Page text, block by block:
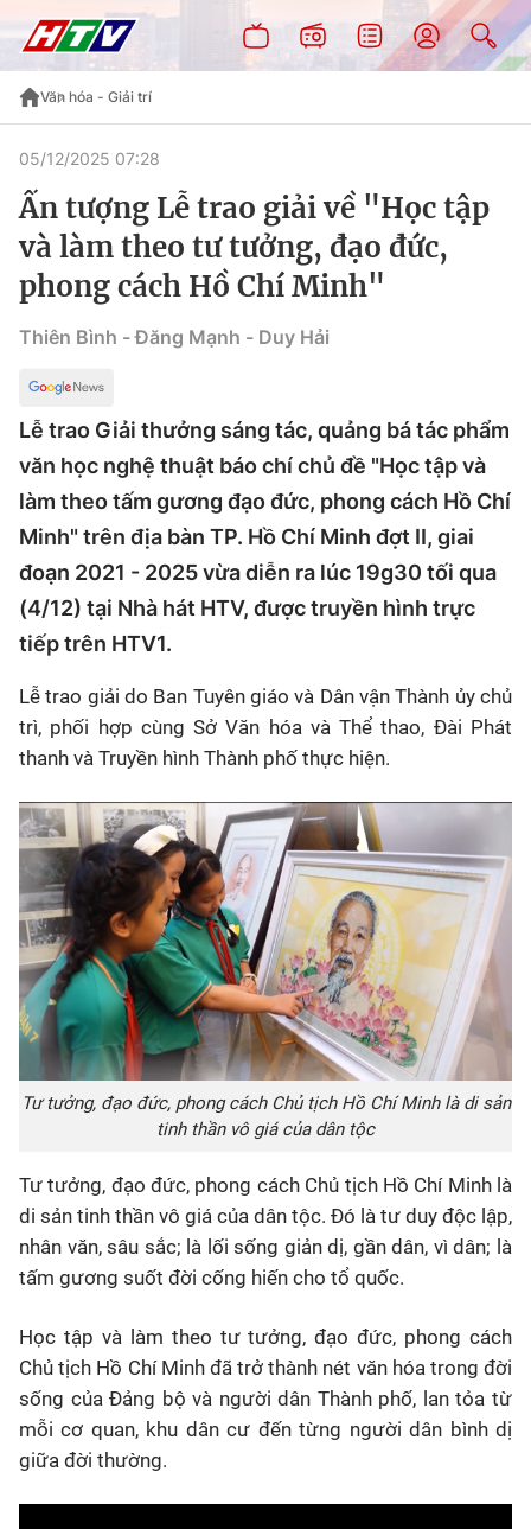
Văn hóa - Giải trí
05/12/2025 07:28
Ấn tượng Lễ trao giải về "Học tập
và làm theo tư tưởng, đạo đức,
phong cách Hồ Chí Minh"
Thiên Bình - Đăng Mạnh - Duy Hải
Lễ trao Giải thưởng sáng tác, quảng bá tác phẩm
văn học nghệ thuật báo chí chủ đề "Học tập và
làm theo tấm gương đạo đức, phong cách Hồ Chí
Minh" trên địa bàn TP. Hồ Chí Minh đợt II, giai
đoạn 2021 - 2025 vừa diễn ra lúc 19g30 tối qua
(4/12) tại Nhà hát HTV, được truyền hình trực
tiếp trên HTV1.
Lễ trao giải do Ban Tuyên giáo và Dân vận Thành ủy chủ
trì, phối hợp cùng Sở Văn hóa và Thể thao, Đài Phát
thanh và Truyền hình Thành phố thực hiện.
Tư tưởng, đạo đức, phong cách Chủ tịch Hồ Chí Minh là di sản
tinh thần vô giá của dân tộc
Tư tưởng, đạo đức, phong cách Chủ tịch Hồ Chí Minh là
di sản tinh thần vô giá của dân tộc. Đó là tư duy độc lập,
nhân văn, sâu sắc; là lối sống giản dị, gần dân, vì dân; là
tấm gương suốt đời cống hiến cho tổ quốc.
Học tập và làm theo tư tưởng, đạo đức, phong cách
Chủ tịch Hồ Chí Minh đã trở thành nét văn hóa trong đời
sống của Đảng bộ và người dân Thành phố, lan tỏa từ
mỗi cơ quan, khu dân cư đến từng người dân bình dị
giữa đời thường.